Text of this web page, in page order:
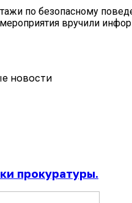
по безопасному
вручили
новости
прокуратуры.